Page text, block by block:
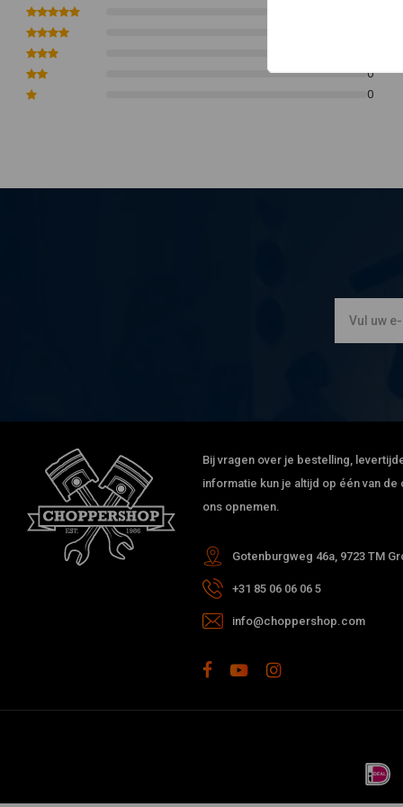
0
0
Bij vragen over je bestelling,
informatie kun je altijd op één van
ons opnemen.
Gotenburgweg 46a, 9723 TM
+31 85 06 06 06 5
info@choppershop.com